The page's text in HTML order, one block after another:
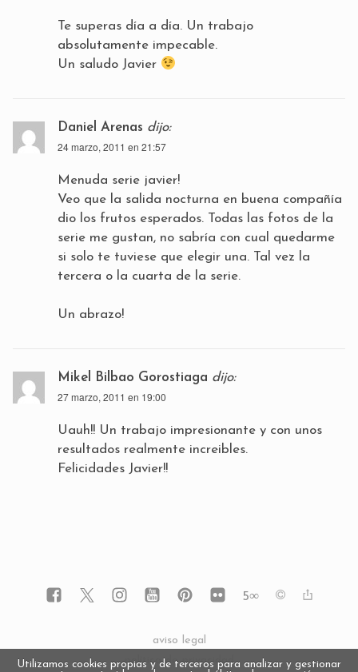
Te superas día a día. Un trabajo
absolutamente impecable.
Un saludo Javier
Daniel Arenas dijo:
24 marzo, 2011 en 21:57
Menuda serie javier!
Veo que la salida nocturna en buena compañía
dio los frutos esperados. Todas las fotos de la
serie me gustan, no sabría con cual quedarme
si solo te tuviese que elegir una. Tal vez la
tercera o la cuarta de la serie.
Un abrazo!
Mikel Bilbao Gorostiaga dijo:
27 marzo, 2011 en 19:00
Uauh!! Un trabajo impresionante y con unos
resultados realmente increibles.
Felicidades Javier!!
5∞
aviso legal
política de privacidad
Utilizamos cookies propias y de terceros para analizar y gestionar